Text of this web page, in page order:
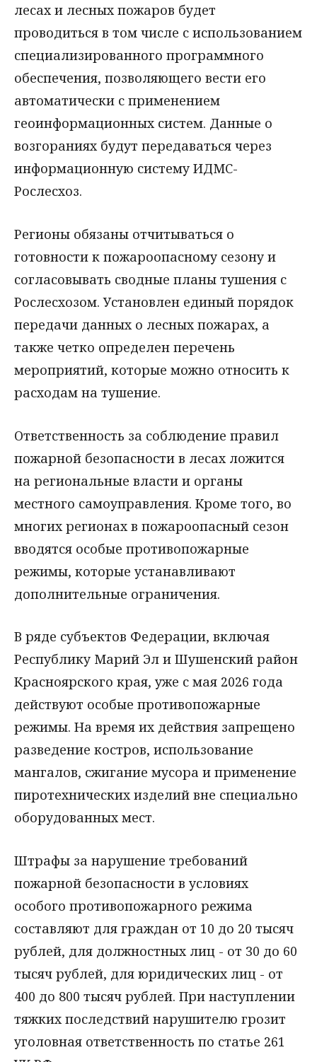
лесах и лесных пожаров будет
проводиться в том числе с использованием
специализированного программного
обеспечения, позволяющего вести его
автоматически с применением
геоинформационных систем. Данные о
возгораниях будут передаваться через
информационную систему ИДМС-
Рослесхоз.
Регионы обязаны отчитываться о
готовности к пожароопасному сезону и
согласовывать сводные планы тушения с
Рослесхозом. Установлен единый порядок
передачи данных о лесных пожарах, а
также четко определен перечень
мероприятий, которые можно относить к
расходам на тушение.
Ответственность за соблюдение правил
пожарной безопасности в лесах ложится
на региональные власти и органы
местного самоуправления. Кроме того, во
многих регионах в пожароопасный сезон
вводятся особые противопожарные
режимы, которые устанавливают
дополнительные ограничения.
В ряде субъектов Федерации, включая
Республику Марий Эл и Шушенский район
Красноярского края, уже с мая 2026 года
действуют особые противопожарные
режимы. На время их действия запрещено
разведение костров, использование
мангалов, сжигание мусора и применение
пиротехнических изделий вне специально
оборудованных мест.
Штрафы за нарушение требований
пожарной безопасности в условиях
особого противопожарного режима
составляют для граждан от 10 до 20 тысяч
рублей, для должностных лиц - от 30 до 60
тысяч рублей, для юридических лиц - от
400 до 800 тысяч рублей. При наступлении
тяжких последствий нарушителю грозит
уголовная ответственность по статье 261